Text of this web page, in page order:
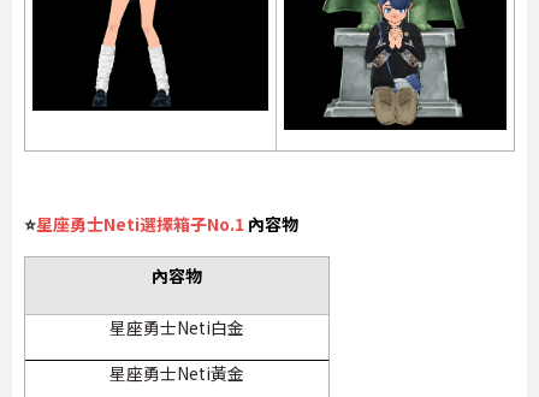
⭐星座勇士Neti選擇箱子No.1 內容物
內容物
星座勇士Neti白金
星座勇士Neti黃金